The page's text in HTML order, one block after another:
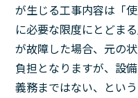
が生じる工事内容は「
に必要な限度にとどま
が故障した場合、元の
負担となりますが、設
義務まではない、という